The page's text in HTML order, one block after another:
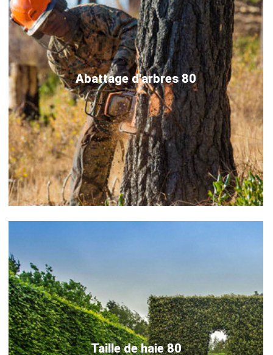
Abattage d'arbres 80
Taille de haie 80